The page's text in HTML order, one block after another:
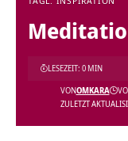
ZULETZT
VONOMKARA
LESEZEIT: 0 MIN